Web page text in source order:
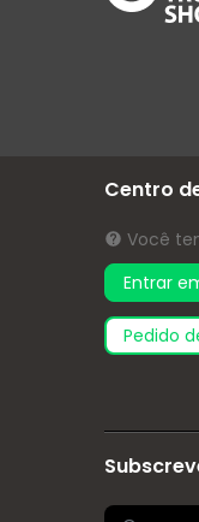
Centro
Você
Entrar
pedido